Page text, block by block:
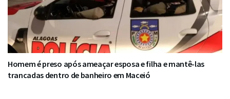
Homem é preso após ameaçar esposa e filha e mantê-las
trancadas dentro de banheiro em Maceió